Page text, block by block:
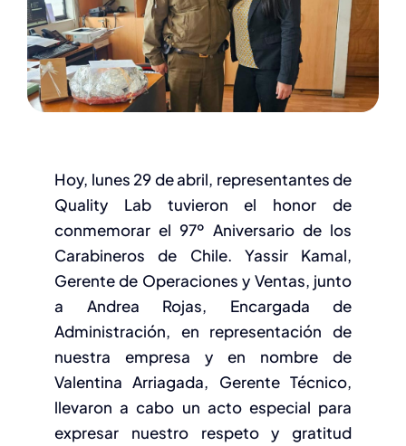
Valor
RSE
Hoy, lunes 29 de abril, representantes de
Quality Lab tuvieron el honor de
conmemorar el 97º Aniversario de los
Carabineros de Chile. Yassir Kamal,
Gerente de Operaciones y Ventas, junto
a Andrea Rojas, Encargada de
Administración, en representación de
nuestra empresa y en nombre de
Valentina Arriagada, Gerente Técnico,
llevaron a cabo un acto especial para
expresar nuestro respeto y gratitud